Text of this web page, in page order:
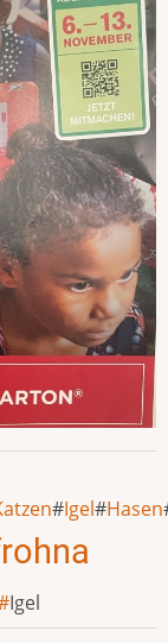
Igel Hasen
Igel